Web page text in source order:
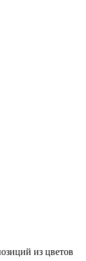
из цветов